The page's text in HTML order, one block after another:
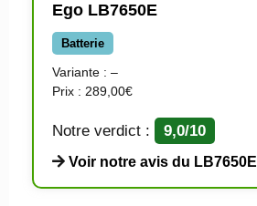
Ego LB7650E
Batterie
Variante : –
Prix : 289,00€
Notre verdict : 9,0/10
Voir notre avis du LB7650E